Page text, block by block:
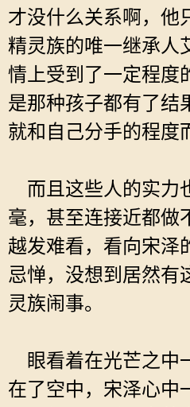
才没什么关系啊，
精灵族的唯一继承人
情上受到了一定程度
是那种孩子都有了结
就和自己分手的程度
而且这些人的实力
毫，甚至连接近都做
越发难看，看向宋泽
忌惮，没想到居然有
灵族闹事。
眼看着在光芒之中
在了空中，宋泽心中